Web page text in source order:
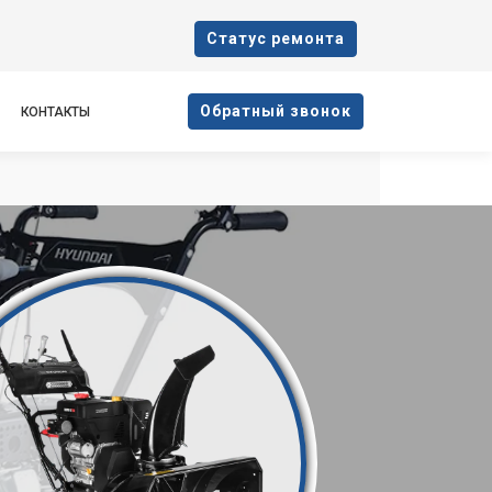
Cтатус ремонта
КОНТАКТЫ Oбратный звонок